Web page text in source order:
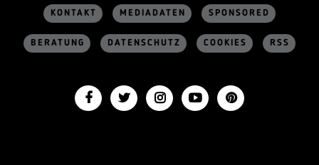
KONTAKT MEDIADATEN SPONSORED
BERATUNG DATENSCHUTZ COOKIES RSS